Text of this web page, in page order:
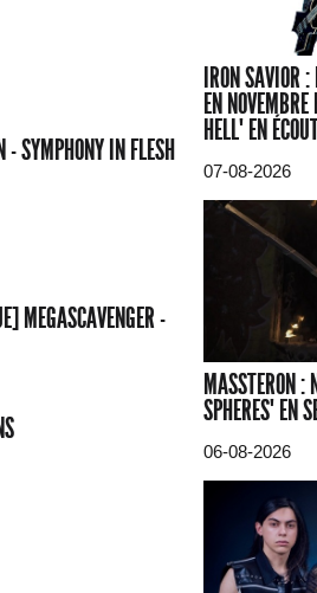
SYMPHONY IN FLESH
MEGASCAVENGER -
IRON SAVIOR
EN
HELL" EN
07-08-2026
MASSTERON :
SPHERES" EN
06-08-2026